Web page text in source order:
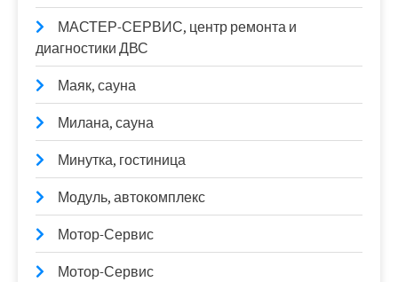
МАСТЕР-СЕРВИС, центр ремонта и
диагностики ДВС
Маяк, сауна
Милана, сауна
Минутка, гостиница
Модуль, автокомплекс
Мотор-Сервис
Мотор-Сервис